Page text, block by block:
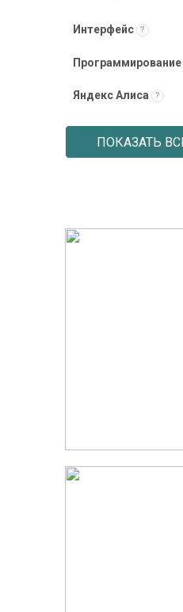
Интерфейс ?
Программирование
Яндекс Алиса ?
ПОКАЗАТЬ